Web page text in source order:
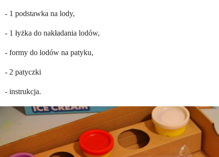
- 1 podstawka na lody,
- 1 łyżka do nakładania lodów,
- formy do lodów na patyku,
- 2 patyczki
- instrukcja.